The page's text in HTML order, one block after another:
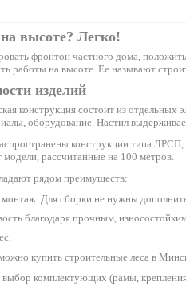
высоте? Легко!
фронтон частного дома,
работы на высоте. Ее называют
изделий
конструкция состоит из отдельных
оборудование. Настил
конструкции типа
модели, рассчитанные на 100 метров.
рядом преимуществ:
Для сборки не нужны
благодаря прочным,
купить строительные леса в
комплектующих (рамы,